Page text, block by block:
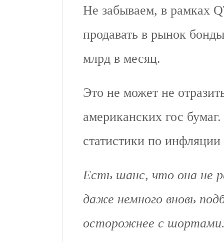
Не забываем, в рамках
продавать в рынок
млрд в месяц.
Это не может не
американских гос
статистики по
Есть шанс, что она не
даже немного вновь
осторожнее с шортами.